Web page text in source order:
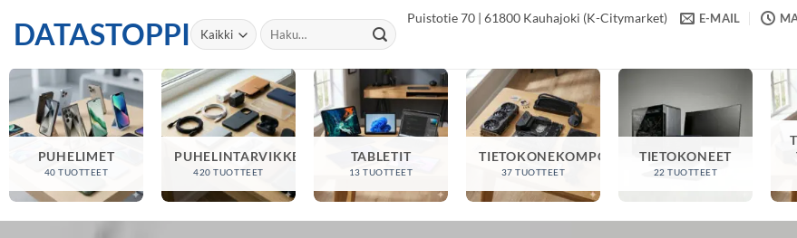
DATASTOPPI Etsi:
Puistotie 70 | 61800 Kauhajoki (K-Citymarket) E-MAIL
PUHELIMET
40 TUOTTEET
PUHELINTARVIKKEET
420 TUOTTEET
TABLETIT
13 TUOTTEET
TIETOKONEKOMPONENTIT
37 TUOTTEET
TIETOKONEET
22 TUOTTEET